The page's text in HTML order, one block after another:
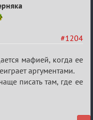
#1204
мафией, когда ее
аргументами.
писать там, где ее